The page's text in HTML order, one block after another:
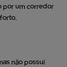
por um corredor
não possui